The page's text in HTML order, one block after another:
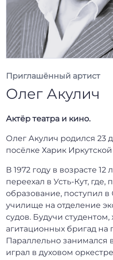
Приглашённый артист
Олег Акулич
Актёр театра и кино.
Олег Акулич родился 23
посёлке Харик
В 1972 году в возрасте 12
переехал в Усть-Кут, где,
образование, поступил
училище на отделение
судов. Будучи студентом,
агитационных бригад на
Параллельно занимался
играл в духовом